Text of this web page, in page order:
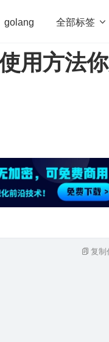
golang 全部标签 
Web3.0 高
用方法
复制